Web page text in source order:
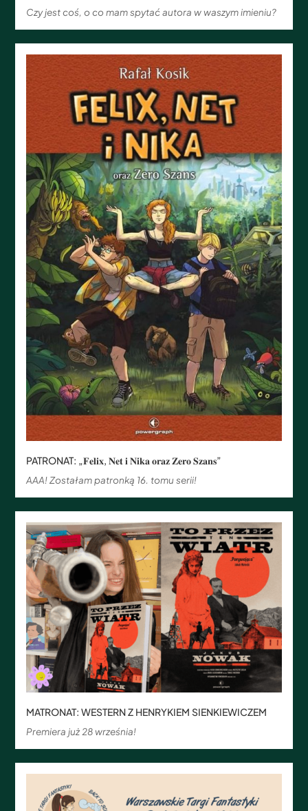
Czy jest coś, o co mam spytać autora w waszym imieniu?
PATRONAT: „𝐅𝐞𝐥𝐢𝐱, 𝐍𝐞𝐭 𝐢 𝐍𝐢𝐤𝐚 𝐨𝐫𝐚𝐳 𝐙𝐞𝐫𝐨 𝐒𝐳𝐚𝐧𝐬”
AAA! Zostałam patronką 16. tomu serii!
MATRONAT: WESTERN Z HENRYKIEM SIENKIEWICZEM
Premiera już 28 września!